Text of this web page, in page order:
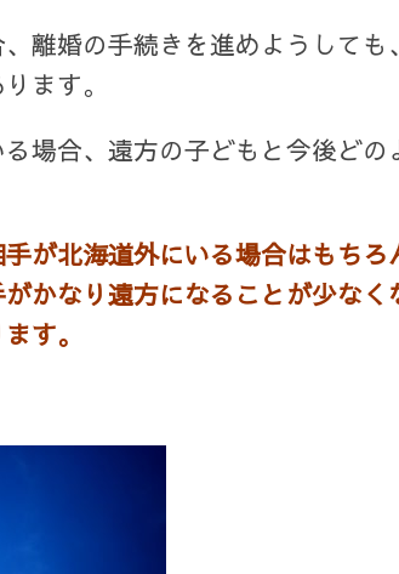
離婚の手続きを進めようして
ます。
場合、遠方の子どもと今後ど
が北海道外にいる場合はもち
かなり遠方になることが少な
す。